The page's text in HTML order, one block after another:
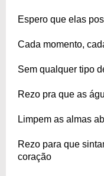
Espero que elas
Cada momento,
Sem qualquer tipo
Rezo pra que as
Limpem as almas
Rezo para que
coração